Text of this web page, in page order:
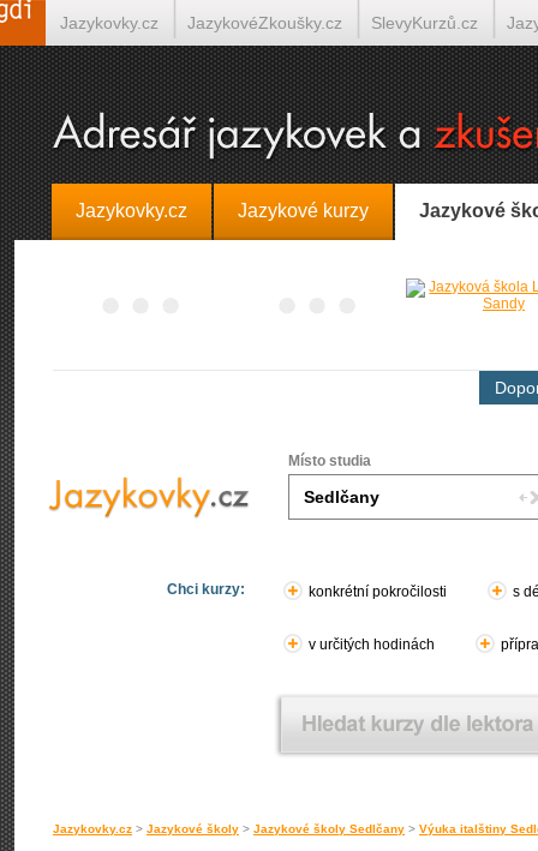
Jazykovky.cz Jazykové kurzy Jazykové
Místo studia
Chci kurzy: konkrétní pokročilosti s
v určitých hodinách
Jazykovky.cz > Jazykové školy > Jazykové školy Sedlčany > Výuka italštiny
Jazykovky.cz JazykovéZkoušky.cz SlevyKurzů.cz
Španělština on-line Italština on-line Tlumočení-